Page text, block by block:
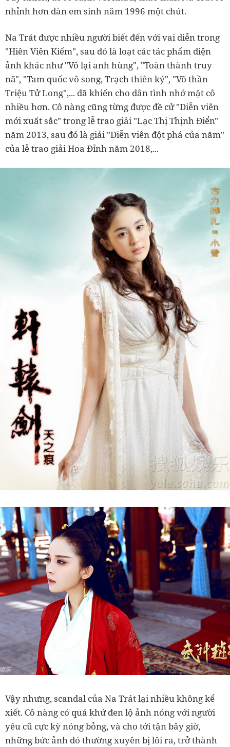
nhỉnh hơn đàn em sinh năm 1996 một chút.
Na Trát được nhiều người biết đến với vai diễn trong
"Hiên Viên Kiếm", sau đó là loạt các tác phẩm điện
ảnh khác như "Vô lại anh hùng", "Toàn thành truy
nã", "Tam quốc vô song, Trạch thiên ký", "Võ thần
Triệu Tử Long",... đã khiến cho dân tình nhớ mặt cô
nhiều hơn. Cô nàng cũng từng được đề cử "Diễn viên
mới xuất sắc" trong lễ trao giải "Lạc Thị Thịnh Điển"
năm 2013, sau đó là giải "Diễn viên đột phá của năm"
của lễ trao giải Hoa Đỉnh năm 2018,...
Vậy nhưng, scandal của Na Trát lại nhiều không kể
xiết. Cô nàng có quá khứ đen lộ ảnh nóng với người
yêu cũ cực kỳ nóng bỏng, và cho tới tận bây giờ,
những bức ảnh đó thường xuyên bị lôi ra, trở thành